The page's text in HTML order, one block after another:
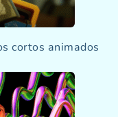
cortos animados